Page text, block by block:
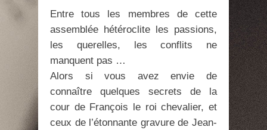
Entre tous les membres de cette
assemblée hétéroclite les passions,
les querelles, les conflits ne
manquent pas …
Alors si vous avez envie de
connaître quelques secrets de la
cour de François le roi chevalier, et
ceux de l’étonnante gravure de Jean-